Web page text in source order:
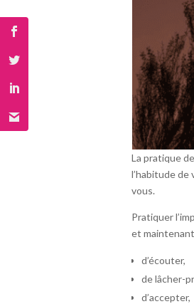
La pratique
l’habitude
vous.
Pratiquer
et maintenant
d’écouter,
de lâcher-
d’accepter,